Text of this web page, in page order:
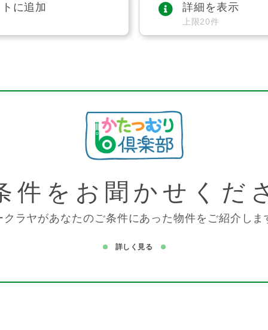
に追加 詳細を表示
上限20件
件を お聞かせくだ
クラヤがあなたのご条件にあった物件をご紹介しま
詳しく見る